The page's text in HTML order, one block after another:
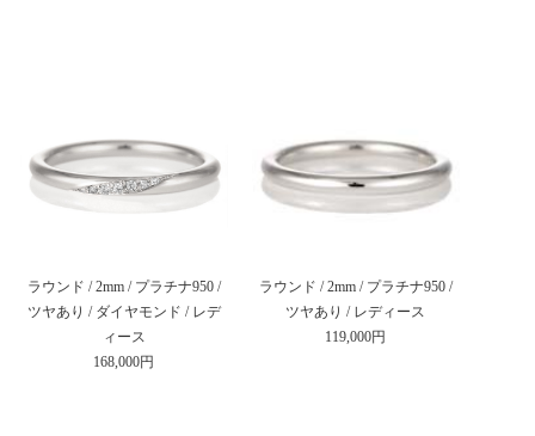
ラウンド / 2mm / プラチナ950 /
ツヤあり / ダイヤモンド / レデ
ィース
168,000円
ラウンド / 2mm / プラチナ950 /
ツヤあり / レディース
119,000円